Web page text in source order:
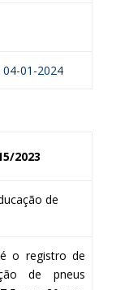
01-2024
2023
de
o registro de
de pneus